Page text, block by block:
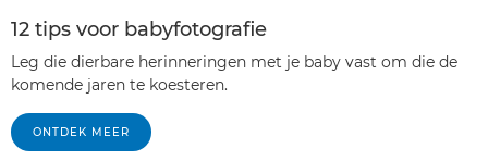
12 tips voor babyfotografie
Leg die dierbare herinneringen met je baby vast om die de
komende jaren te koesteren.
ONTDEK MEER